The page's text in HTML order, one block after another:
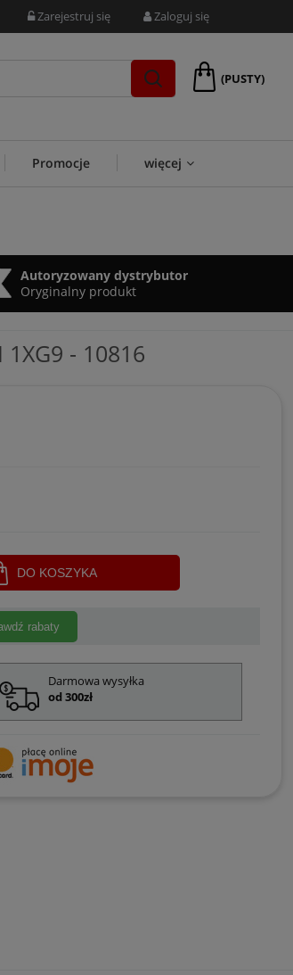
Zarejestruj się Zaloguj się
(PUSTY)
Promocje więcej
Autoryzowany dystrybutor
Oryginalny produkt
1XG9 - 10816
DO KOSZYKA
rabaty
Darmowa wysyłka
od 300zł